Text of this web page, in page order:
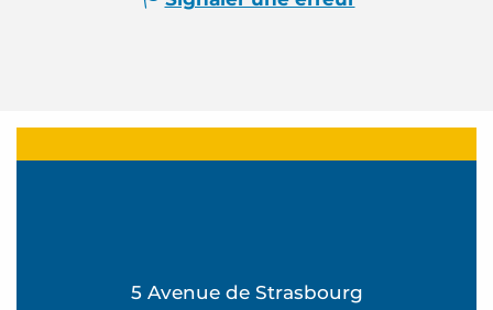
5 Avenue de Strasbourg